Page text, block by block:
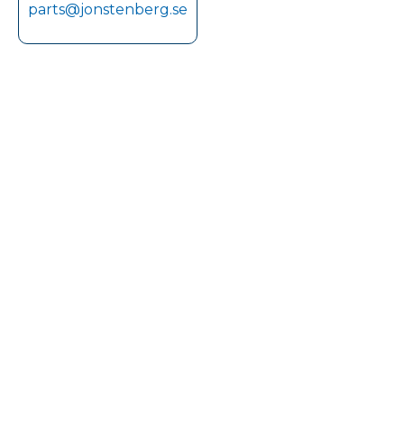
parts@jonstenberg.se